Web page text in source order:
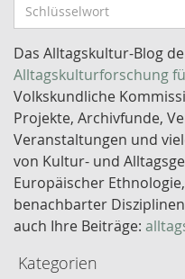
c
h
l
ü
s
s
e
l
w
o
Das Alltagskultur-Blog
Alltagskulturforschung
Volkskundliche
Projekte, Archivfunde,
Veranstaltungen und
von Kultur- und
Europäischer
benachbarter
auch Ihre Beiträge:
Kategorien